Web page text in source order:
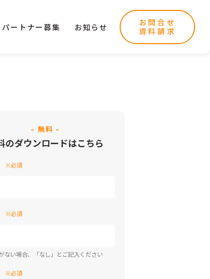
パートナー募集 お知らせ
お問合せ
資料請求
- 無料 -
のダウンロードはこちら
※必須
※必須
ない場合、「なし」とご記入ください
※必須